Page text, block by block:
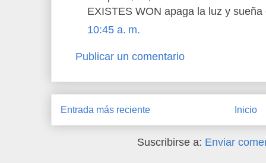
EXISTES WON apaga la luz y sueña
10:45 a. m.
Publicar un comentario
Entrada más reciente Inicio
Suscribirse a: Enviar